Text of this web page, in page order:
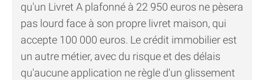
qu'un Livret A plafonné à 22 950 euros ne pèsera
pas lourd face à son propre livret maison, qui
accepte 100 000 euros. Le crédit immobilier est
un autre métier, avec du risque et des délais
qu'aucune application ne règle d'un glissement